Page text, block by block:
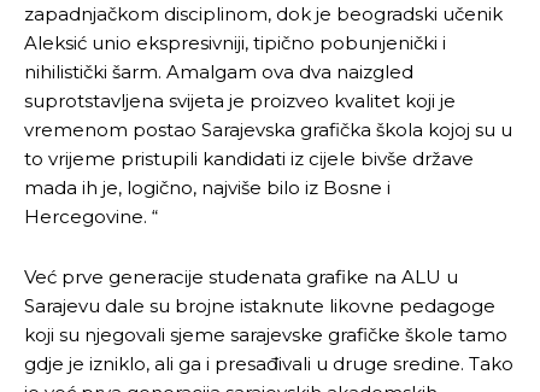
zapadnjačkom disciplinom, dok je beogradski učenik
Aleksić unio ekspresivniji, tipično pobunjenički i
nihilistički šarm. Amalgam ova dva naizgled
suprotstavljena svijeta je proizveo kvalitet koji je
vremenom postao Sarajevska grafička škola kojoj su u
to vrijeme pristupili kandidati iz cijele bivše države
mada ih je, logično, najviše bilo iz Bosne i
Hercegovine. “
Već prve generacije studenata grafike na ALU u
Sarajevu dale su brojne istaknute likovne pedagoge
koji su njegovali sjeme sarajevske grafičke škole tamo
gdje je izniklo, ali ga i presađivali u druge sredine. Tako